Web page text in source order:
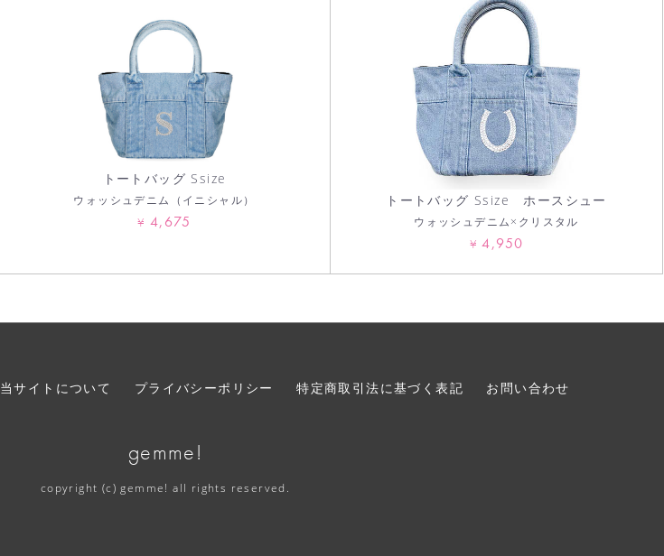
トートバッグ Ssize
ウォッシュデニム（イニシャル）
¥ 4,675
トートバッグ Ssize ホースシュー
ウォッシュデニム×クリスタル
¥ 4,950
当サイトについて プライバシーポリシー 特定商取引法に基づく表記 お問い合わせ
gemme!
copyright (c) gemme! all rights reserved.